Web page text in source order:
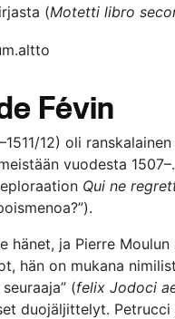
(Motetti libro
Févin
12) oli
vuodesta
Qui ne
hänet, ja Pierre
hän on mukana
(felix Jodoci
duojäljittelyt.